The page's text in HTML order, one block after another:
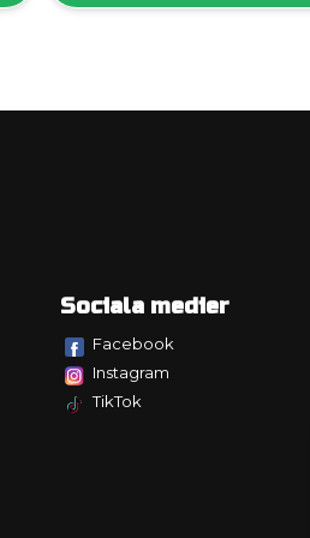
Sociala medier
Facebook
Instagram
TikTok